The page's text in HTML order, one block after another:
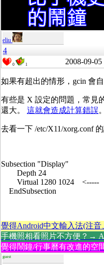
eliu
4
0 1 2008-09-05
如果有超出的情形，gcin 會
有些是 X 設定的問題，常見
還大。 這就會造成計算錯誤。
去看一下 /etc/X11/xorg.conf
Subsection "Display"
Depth 24
Virtual 1280 1024 <-----
EndSubsection
覺得Android中文輸入法(注
手機照相看照片不方便？→
覺得鬧鐘/行事曆有改進的空
guest